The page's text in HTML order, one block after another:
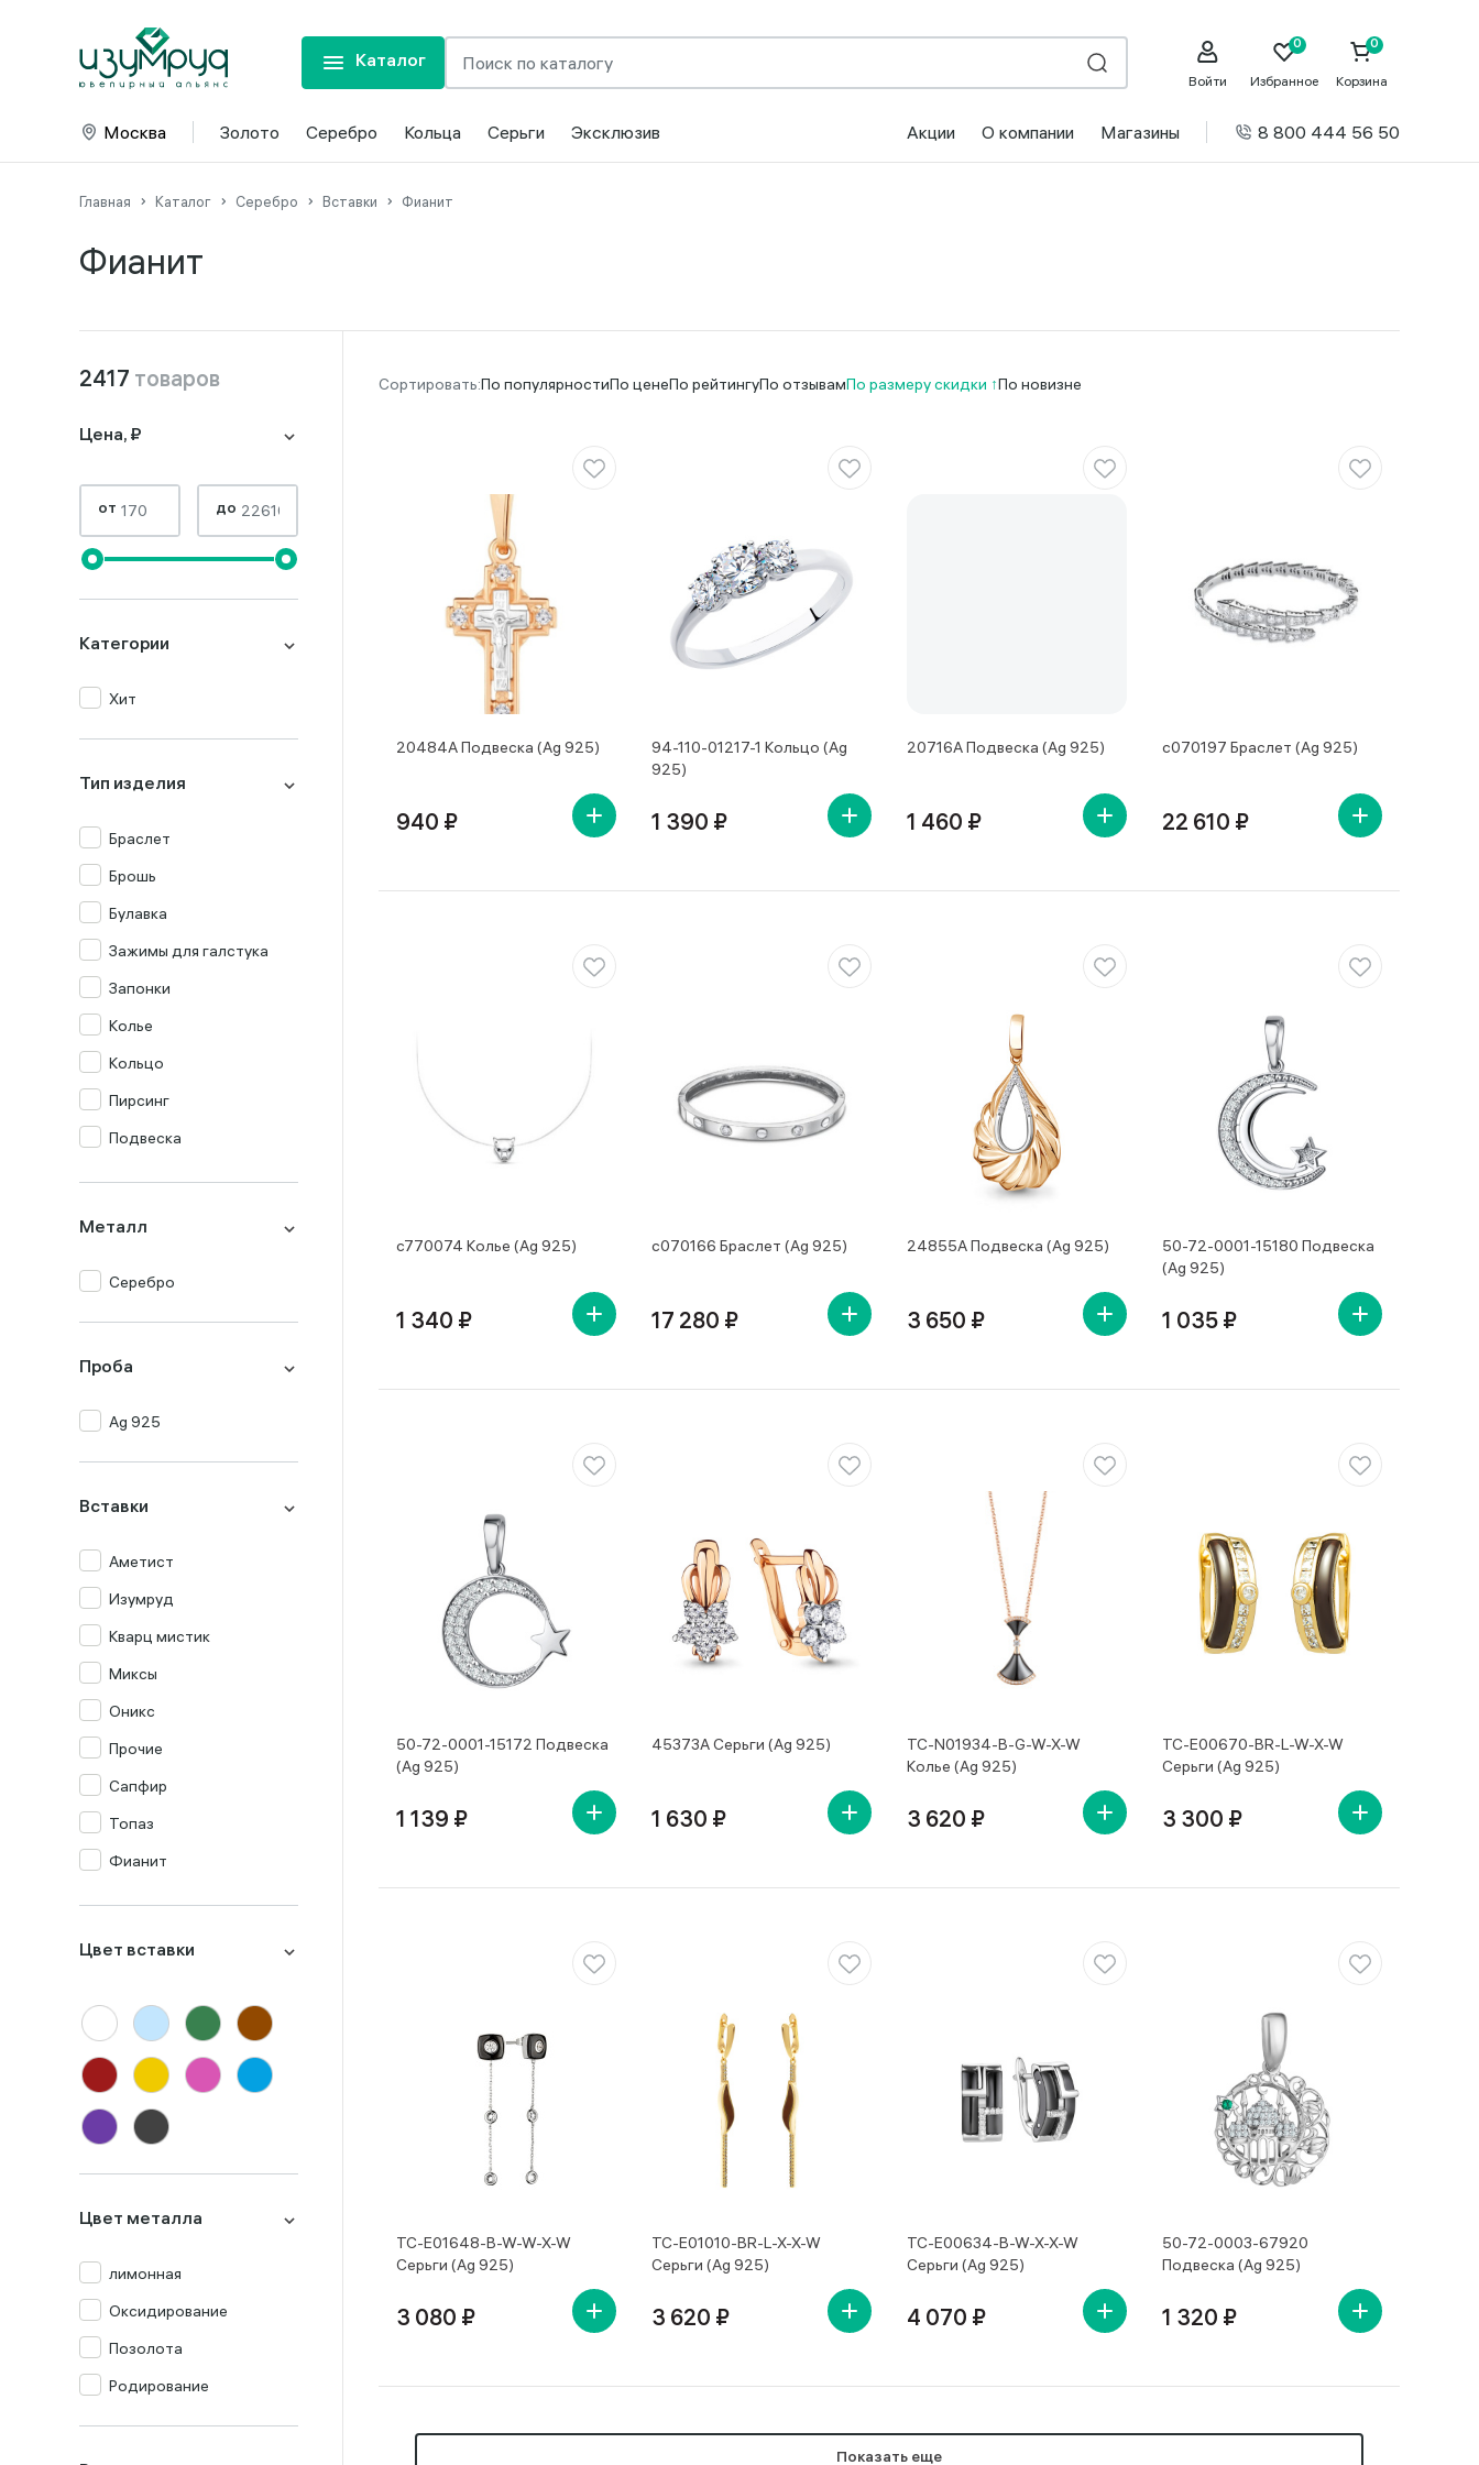
Каталог
Войти Избранное Корзина
Москва Золото Серебро Кольца Серьги Эксклюзив Акции О компании Магазины 8 800 444 56 50
Главная Каталог Серебро Вставки Фианит
Фианит
2417 товаров
Цена, ₽
от до
Категории
Хит
Тип изделия
Браслет
Брошь
Булавка
Зажимы для галстука
Запонки
Колье
Кольцо
Пирсинг
Подвеска
Металл
Серебро
Проба
Ag 925
Вставки
Аметист
Изумруд
Кварц мистик
Миксы
Оникс
Прочие
Сапфир
Топаз
Фианит
Цвет вставки
Цвет металла
лимонная
Оксидирование
Позолота
Родирование
По популярностиПо ценеПо рейтингуПо отзывамПо размеру скидки По новизне
20484А Подвеска (Ag 925)
940 ₽
94-110-01217-1 Кольцо (Ag
925)
1 390 ₽
20716А Подвеска (Ag 925)
1 460 ₽
с070197 Браслет (Ag 925)
22 610 ₽
с770074 Колье (Ag 925)
1 340 ₽
с070166 Браслет (Ag 925)
17 280 ₽
24855А Подвеска (Ag 925)
3 650 ₽
50-72-0001-15180 Подвеска
(Ag 925)
1 035 ₽
50-72-0001-15172 Подвеска
(Ag 925)
1 139 ₽
45373А Серьги (Ag 925)
1 630 ₽
TC-N01934-B-G-W-X-W
Колье (Ag 925)
3 620 ₽
TC-E00670-BR-L-W-X-W
Серьги (Ag 925)
3 300 ₽
TC-E01648-B-W-W-X-W
Серьги (Ag 925)
3 080 ₽
TC-E01010-BR-L-X-X-W
Серьги (Ag 925)
3 620 ₽
TC-E00634-B-W-X-X-W
Серьги (Ag 925)
4 070 ₽
50-72-0003-67920
Подвеска (Ag 925)
1 320 ₽
Показать еще